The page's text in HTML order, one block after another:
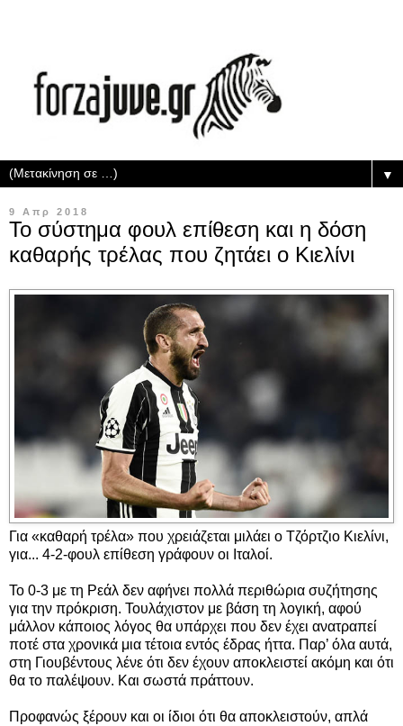
▼
9 Απρ 2018
Το σύστημα φουλ επίθεση και η δόση
καθαρής τρέλας που ζητάει ο Κιελίνι
Για «καθαρή τρέλα» που χρειάζεται μιλάει ο Τζόρτζιο Κιελίνι,
για... 4-2-φουλ επίθεση γράφουν οι Ιταλοί.
Το 0-3 με τη Ρεάλ δεν αφήνει πολλά περιθώρια συζήτησης
για την πρόκριση. Τουλάχιστον με βάση τη λογική, αφού
μάλλον κάποιος λόγος θα υπάρχει που δεν έχει ανατραπεί
ποτέ στα χρονικά μια τέτοια εντός έδρας ήττα. Παρ’ όλα αυτά,
στη Γιουβέντους λένε ότι δεν έχουν αποκλειστεί ακόμη και ότι
θα το παλέψουν. Και σωστά πράττουν.
Προφανώς ξέρουν και οι ίδιοι ότι θα αποκλειστούν, απλά